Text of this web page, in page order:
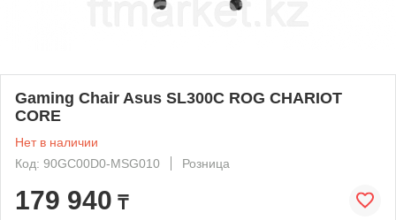
Gaming Chair Asus SL300C ROG CHARIOT
CORE
Нет в наличии
Код: 90GC00D0-MSG010
Розница
179 940 ₸